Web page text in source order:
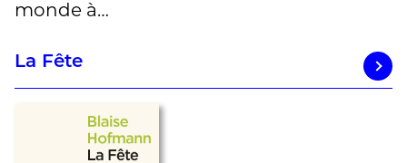
monde à…
La Fête